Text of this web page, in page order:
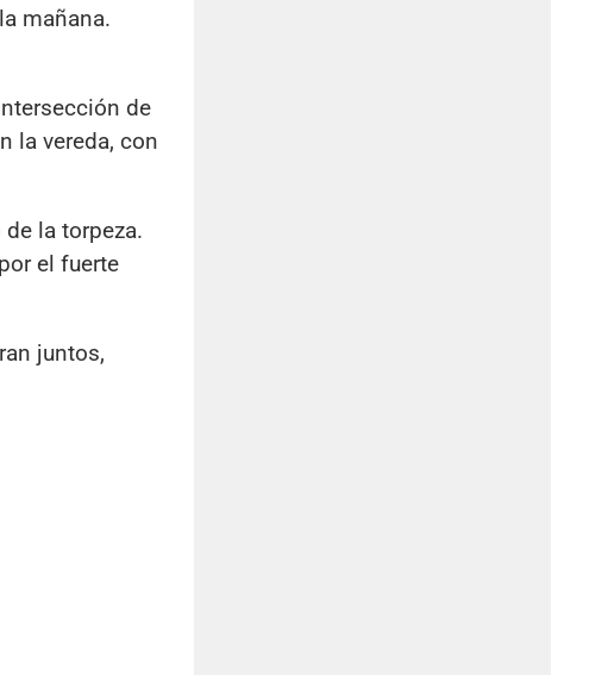
mañana.
de
la vereda, con
la torpeza.
el fuerte
juntos,